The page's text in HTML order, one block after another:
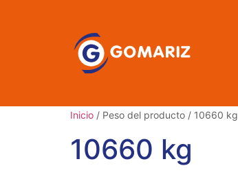
Inicio / Peso del producto / 10660 kg
10660 kg